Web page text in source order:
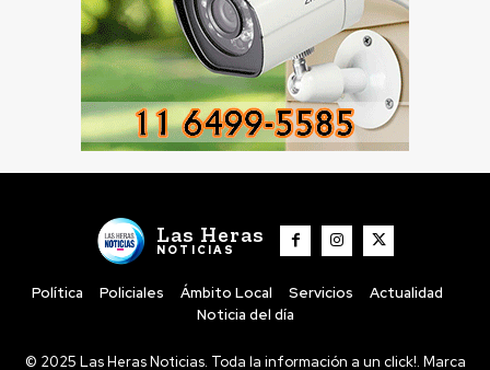
Las Heras
NOTICIAS
Política Policiales Ámbito Local Servicios
Actualidad
Noticia del día
© 2025 Las Heras Noticias. Toda la información a un click!. Marca